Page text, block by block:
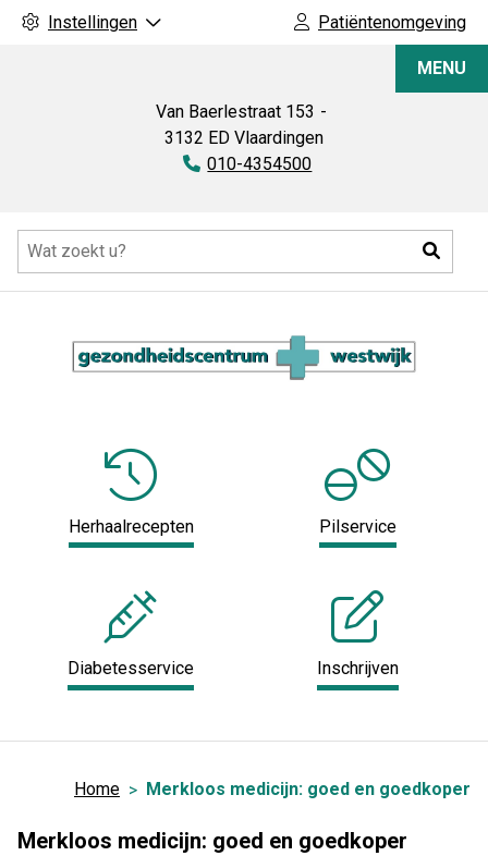
Instellingen Patiëntenomgeving
Van Baerlestraat 153
3132 ED Vlaardingen
Tel:
010-4354500
MENU
Herhaalrecepten Pilservice
Diabetesservice Inschrijven
Home Merkloos medicijn: goed en goedkoper
Merkloos medicijn: goed en goedkoper